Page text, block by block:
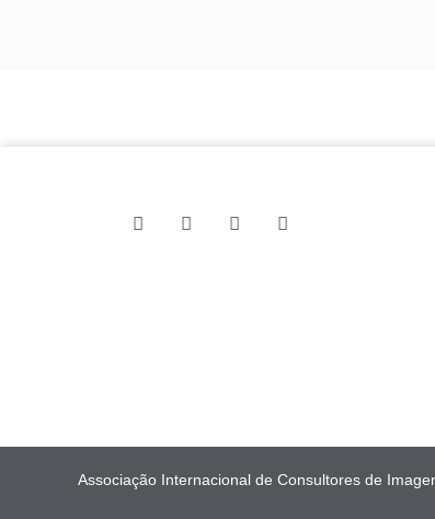
Associação Internacional de Consultores de